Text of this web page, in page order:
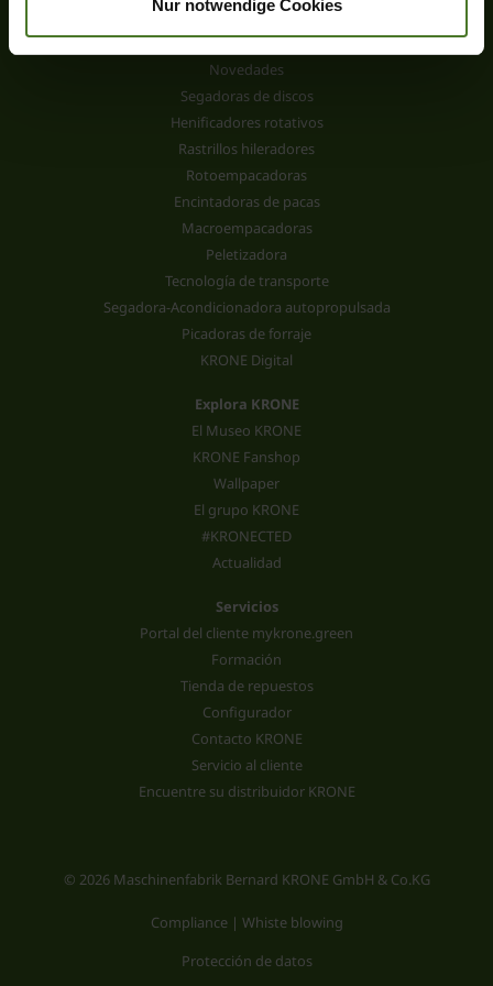
Nur notwendige Cookies
Productos
Novedades
Segadoras de discos
Henificadores rotativos
Rastrillos hileradores
Rotoempacadoras
Encintadoras de pacas
Macroempacadoras
Peletizadora
Tecnología de transporte
Segadora-Acondicionadora autopropulsada
Picadoras de forraje
KRONE Digital
Explora KRONE
El Museo KRONE
KRONE Fanshop
Wallpaper
El grupo KRONE
#KRONECTED
Actualidad
Servicios
Portal del cliente mykrone.green
Formación
Tienda de repuestos
Configurador
Contacto KRONE
Servicio al cliente
Encuentre su distribuidor KRONE
© 2026 Maschinenfabrik Bernard KRONE GmbH & Co.KG
Compliance | Whiste blowing
Protección de datos